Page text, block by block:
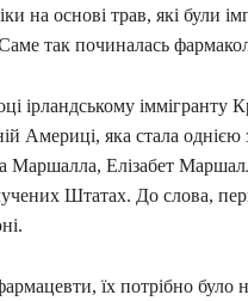
на основі трав, які були
так починалась
ірландському іммігранту
Америці, яка стала
Елізабет
Штатах. До слова,
їх потрібно